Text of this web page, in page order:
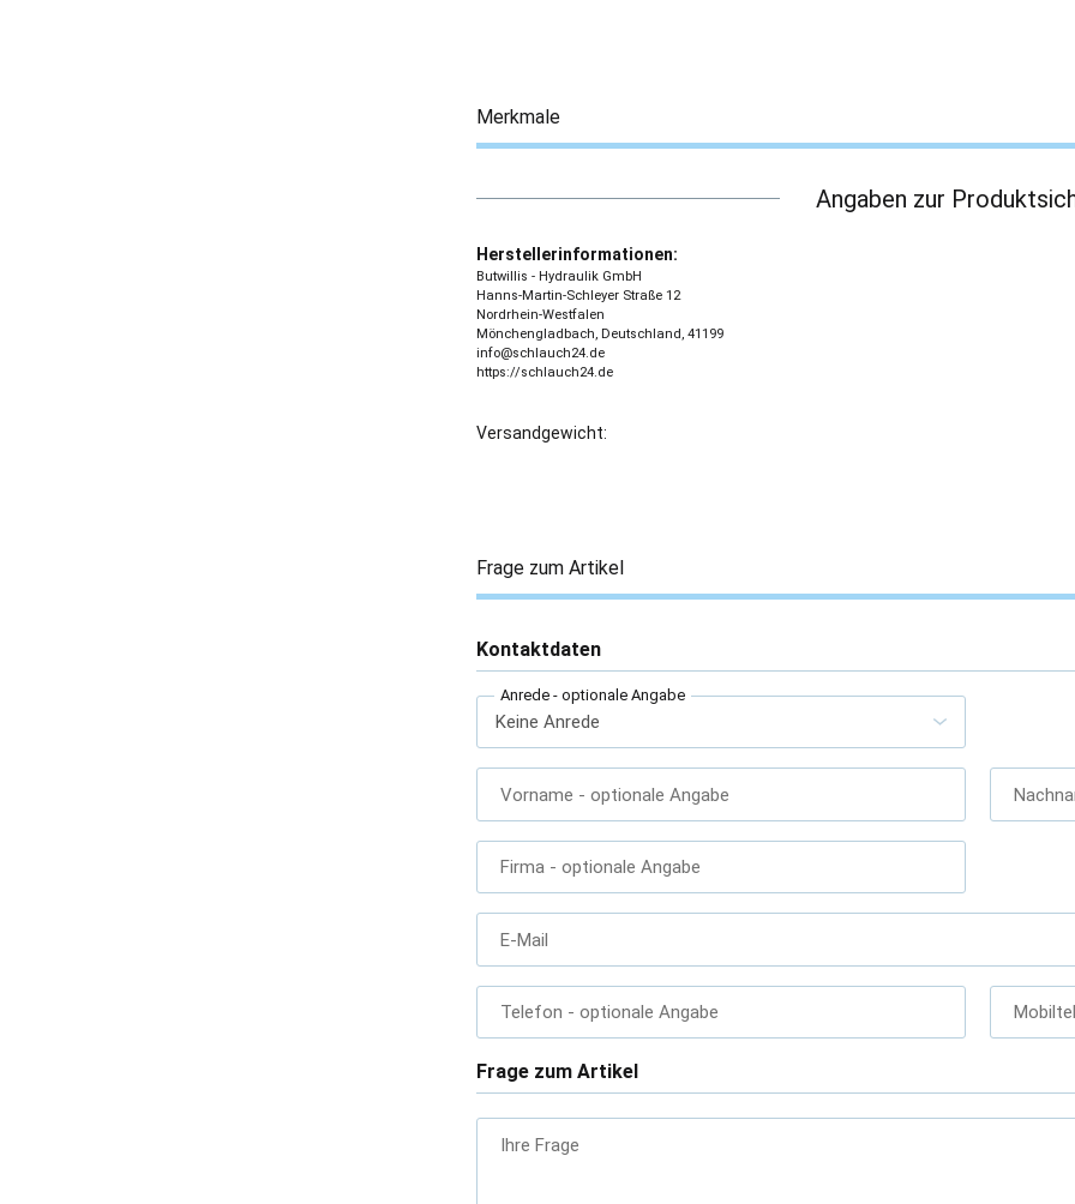
Merkmale
Angaben zur
Herstellerinformationen:
Butwillis - Hydraulik GmbH
Hanns-Martin-Schleyer Straße 12
Nordrhein-Westfalen
Mönchengladbach, Deutschland, 41199
info@schlauch24.de
https://schlauch24.de
Versandgewicht:
Frage zum Artikel
Kontaktdaten
Anrede - optionale Angabe
Vorname - optionale Angabe
Firma - optionale Angabe
E-Mail
Telefon - optionale Angabe
Frage zum Artikel
Ihre Frage